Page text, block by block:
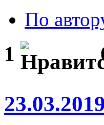
По
1